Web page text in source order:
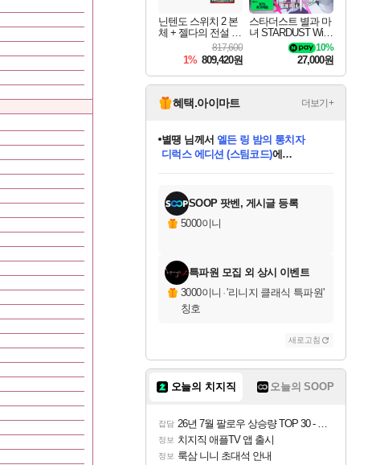
닌텐도 스위치 2 본
체 + 젤다의 전설 티
어스 오브 더 킹덤
닌텐도 스위치 2 에
디션 + 젤다의 전설
브레스 오브 더 와
일드 닌텐도 스위치
2 에디션 번들
817,600
1% 809,420원
스타더스트 별과 마
녀 STARDUST Wish
10%
27,000원
혜택.아이마트 더보기+
교환.
당첨되셨습니다.
니코 님께서 (본편포함) 데이브 더
다이버 인 더 정글 번들 (스팀코드)
당첨되셨습니다.
당첨되셨습니다.
당첨되셨습니다.
당첨되셨습니다.
당첨되셨습니다.
에디션 (스팀코드) 를 교환.
당첨되셨습니다.
SOOP 팟벤, 게시글 등록
5000이니
특파원 모집 외 상시 이벤트
3000이니 ·'리니지 클래식 특파원'
칭호
새로고침
오늘의 치지직 오늘의 SOOP
잡담 26년 7월 팔로우 상승량 TOP 30 - 월간 치지직
정보 치지직 애플TV 앱 출시
정보 룩삼 니니 초대석 안내